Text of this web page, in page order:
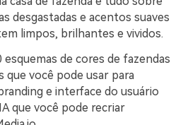
desgastadas e acentos suaves
limpos, brilhantes e vividos.
de cores de fazendas
que você pode usar para
e interface do usuário
que você pode recriar